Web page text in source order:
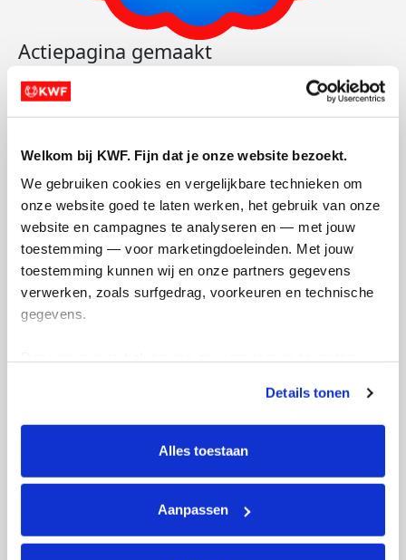
Welkom bij KWF. Fijn dat je onze website bezoekt.
We gebruiken cookies en vergelijkbare technieken om
onze website goed te laten werken, het gebruik van onze
website en campagnes te analyseren en — met jouw
toestemming — voor marketingdoeleinden. Met jouw
toestemming kunnen wij en onze partners gegevens
verwerken, zoals surfgedrag, voorkeuren en technische
gegevens.
tonen. Je kunt je toestemming op elk moment wijzigen of
intrekken via Cookie instellingen onderaan de pagina. De
lijst met cookies is te vinden in het tabblad “details”.
Details tonen
Alles toestaan
Aanpassen
Actiepagina gemaakt